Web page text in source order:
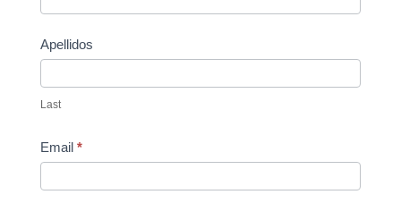
Apellidos
Last
Email *